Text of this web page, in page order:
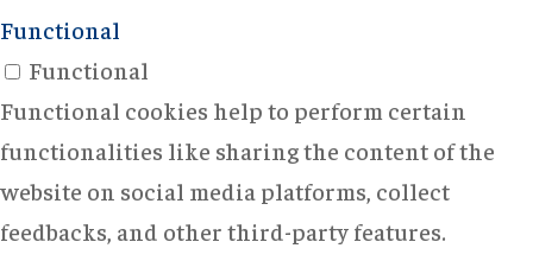
Functional
Functional
Functional cookies help to perform certain
functionalities like sharing the content of the
website on social media platforms, collect
feedbacks, and other third-party features.